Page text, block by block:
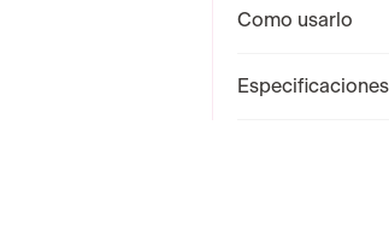
Como usarlo
Especificaciones